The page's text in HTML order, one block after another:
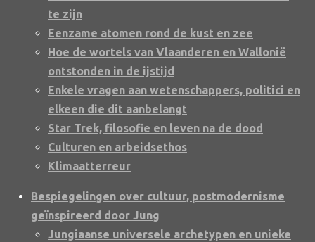
te zijn
Eenzame atomen rond de kust en zee
Hoe de wortels van Vlaanderen en Wallonië
ontstonden in de ijstijd
Enkele vragen aan wetenschappers, politici en
elkeen die dit aanbelangt
Star Trek, filosofie en leven na de dood
Culturen en arbeidsethos
Klimaatterreur
Bespiegelingen over cultuur, postmodernisme
geïnspireerd door Jung
Jungiaanse universele archetypen en unieke